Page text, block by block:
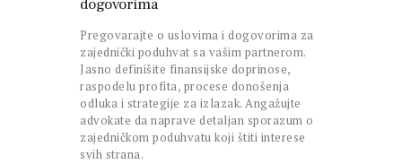
dogovorima
Pregovarajte o uslovima i dogovorima za
zajednički poduhvat sa vašim partnerom.
Jasno definišite finansijske doprinose,
raspodelu profita, procese donošenja
odluka i strategije za izlazak. Angažujte
advokate da naprave detaljan sporazum o
zajedničkom poduhvatu koji štiti interese
svih strana.